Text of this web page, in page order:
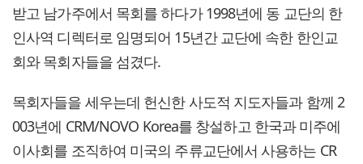
받고 남가주에서 목회를 하다가 1998년에 동 교단의 한
인사역 디렉터로 임명되어 15년간 교단에 속한 한인교
회와 목회자들을 섬겼다.
목회자들을 세우는데 헌신한 사도적 지도자들과 함께 2
003년에 CRM/NOVO Korea를 창설하고 한국과 미주에
이사회를 조직하여 미국의 주류교단에서 사용하는 CR